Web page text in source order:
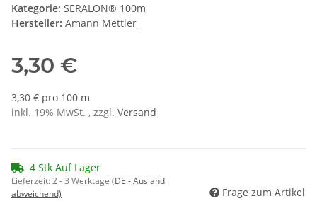
Kategorie: SERALON® 100m
Hersteller: Amann Mettler
3,30 €
3,30 € pro 100 m
inkl. 19% MwSt. , zzgl. Versand
4 Stk Auf Lager
Lieferzeit:2 - 3 Werktage (DE - Ausland
abweichend)
Frage zum Artikel